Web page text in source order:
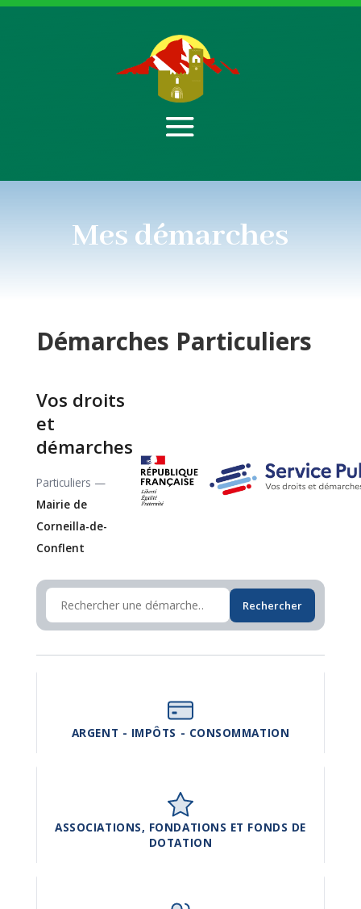
Mes démarches
Démarches Particuliers
Vos droits
et
démarches
Particuliers —
Mairie de
Corneilla-de-
Conflent
Rechercher
ARGENT - IMPÔTS - CONSOMMATION
ASSOCIATIONS, FONDATIONS ET FONDS DE
DOTATION